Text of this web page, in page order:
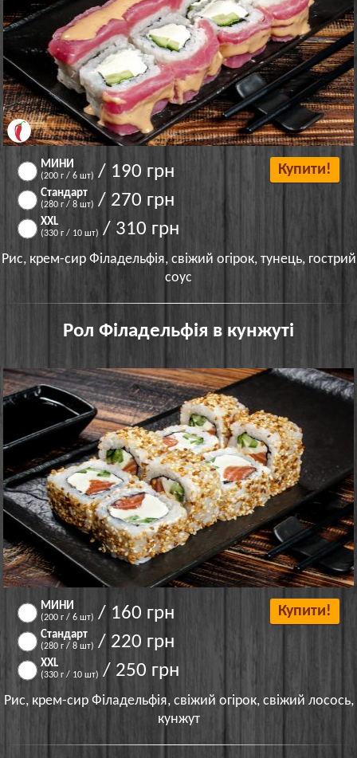
МИНИ
(200 г / 6 шт) / 190 грн
Стандарт
(280 г / 8 шт) / 270 грн
XXL
(330 г / 10 шт) / 310 грн
Купити!
Рис, крем-сир Філадельфія, свіжий огірок, тунець, гострий
соус
Рол Філадельфія в кунжуті
МИНИ
(200 г / 6 шт) / 160 грн
Стандарт
(280 г / 8 шт) / 220 грн
XXL
(330 г / 10 шт) / 250 грн
Купити!
Рис, крем-сир Філадельфія, свіжий огірок, свіжий лосось,
кунжут